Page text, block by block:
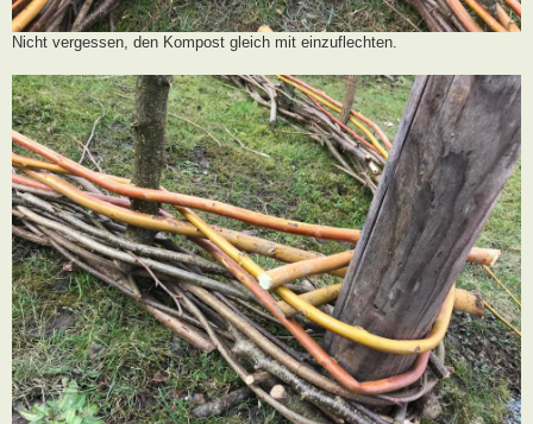
Nicht vergessen, den Kompost gleich mit einzuflechten.